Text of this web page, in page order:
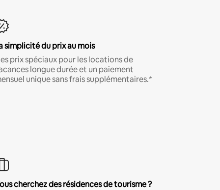
simplicité du prix au mois
prix spéciaux pour les locations de
longue durée et un paiement
unique sans frais supplémentaires.*
cherchez des résidences de tourisme ?